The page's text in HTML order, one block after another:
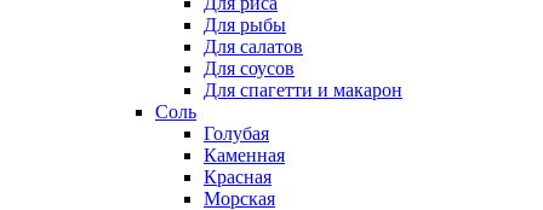
Для рыбы
Для салатов
Для соусов
Для спагетти и макарон
Соль
Голубая
Каменная
Красная
Морская